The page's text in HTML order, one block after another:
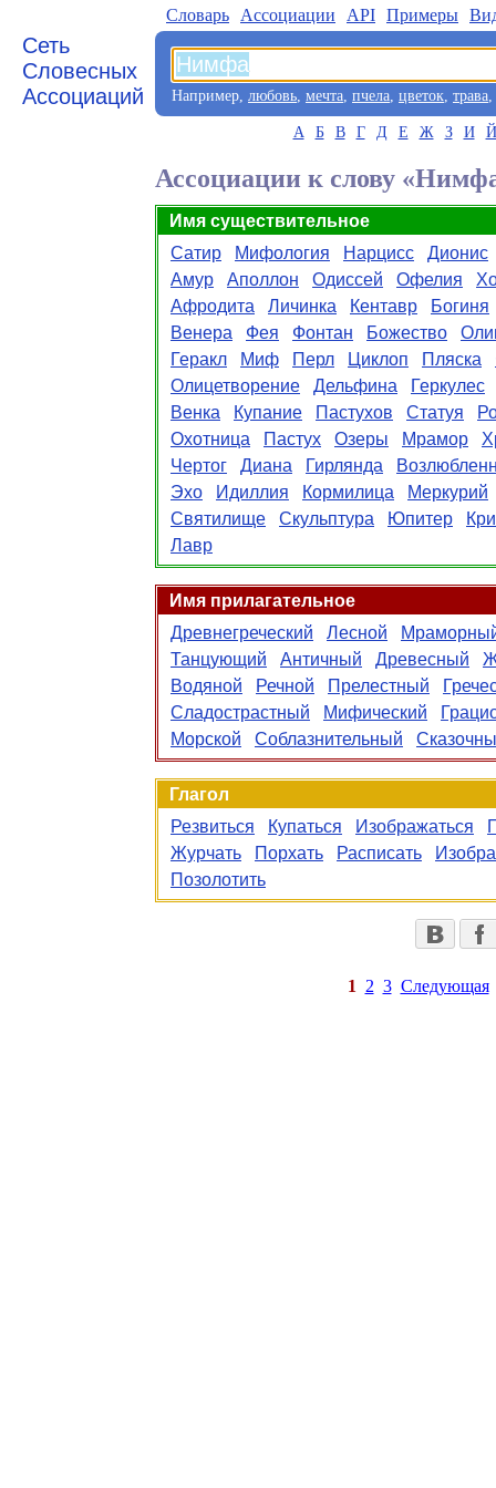
Сеть
Словесных
Ассоциаций
Словарь Aссоциации API Примеры
Например, любовь, мечта, пчела, цветок, трава,
А Б В Г Д Е Ж З И Й
Ассоциации к слову
Имя существительное
Сатир
Мифология Нарцисс
Дионис
Амур
Аполлон Одиссей Офелия
Афродита
Личинка Кентавр
Богиня
Венера
Фея Фонтан Божество
Геракл
Миф Перл Циклоп Пляска
Олицетворение
Дельфина
Геркулес
Венка
Купание Пастухов Статуя
Охотница
Пастух Озеры Мрамор
Чертог
Диана Гирлянда
Эхо
Идиллия Кормилица
Меркурий
Святилище
Скульптура Юпитер
Лавр
Имя прилагательное
Древнегреческий
Лесной
Танцующий
Античный Древесный
Водяной
Речной Прелестный
Сладострастный
Мифический
Морской
Соблазнительный
Глагол
Резвиться
Купаться Изображаться
Журчать
Порхать Расписать
Позолотить
1 2 3 Следующая